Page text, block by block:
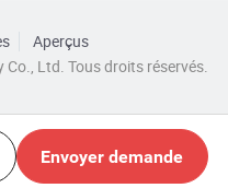
Envoyer demande
Aperçus
Ltd. Tous droits réservés.